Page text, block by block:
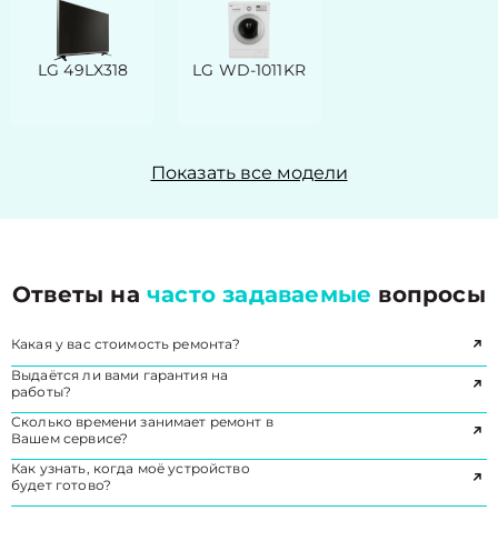
LG 49LX318 LG WD-1011KR
Показать все модели
Ответы начасто задаваемые вопросы
Какая у вас стоимость ремонта?
Выдаётся ли вами гарантия на
работы?
Сколько времени занимает ремонт в
Вашем сервисе?
Как узнать, когда моё устройство
будет готово?